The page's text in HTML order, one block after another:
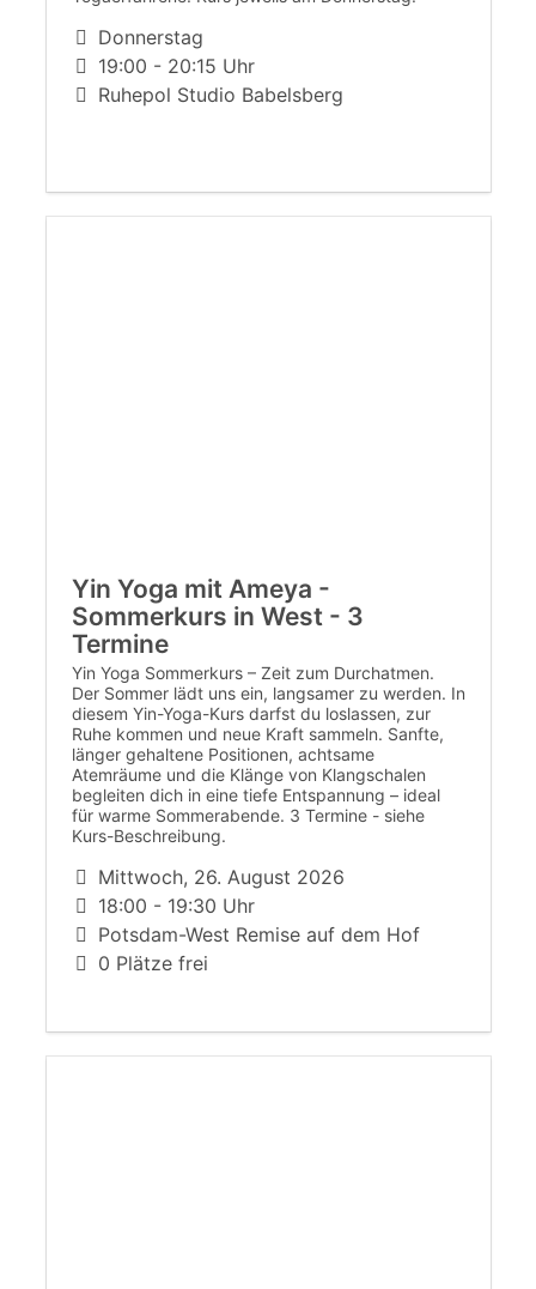
Donnerstag
19:00 - 20:15 Uhr
Ruhepol Studio Babelsberg
Yin Yoga mit Ameya -
Sommerkurs in West - 3
Termine
Yin Yoga Sommerkurs – Zeit zum Durchatmen.
Der Sommer lädt uns ein, langsamer zu werden. In
diesem Yin-Yoga-Kurs darfst du loslassen, zur
Ruhe kommen und neue Kraft sammeln. Sanfte,
länger gehaltene Positionen, achtsame
Atemräume und die Klänge von Klangschalen
begleiten dich in eine tiefe Entspannung – ideal
für warme Sommerabende. 3 Termine - siehe
Kurs-Beschreibung.
Mittwoch, 26. August 2026
18:00 - 19:30 Uhr
Potsdam-West Remise auf dem Hof
0 Plätze frei